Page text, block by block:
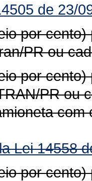
de 23/
por
PR ou
por
PR ou
Lei 14558
por